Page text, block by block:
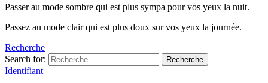
Passer au mode sombre qui est plus sympa pour vos yeux la nuit.
Passez au mode clair qui est plus doux sur vos yeux la journée.
Recherche
Search for:
Recherche
Identifiant